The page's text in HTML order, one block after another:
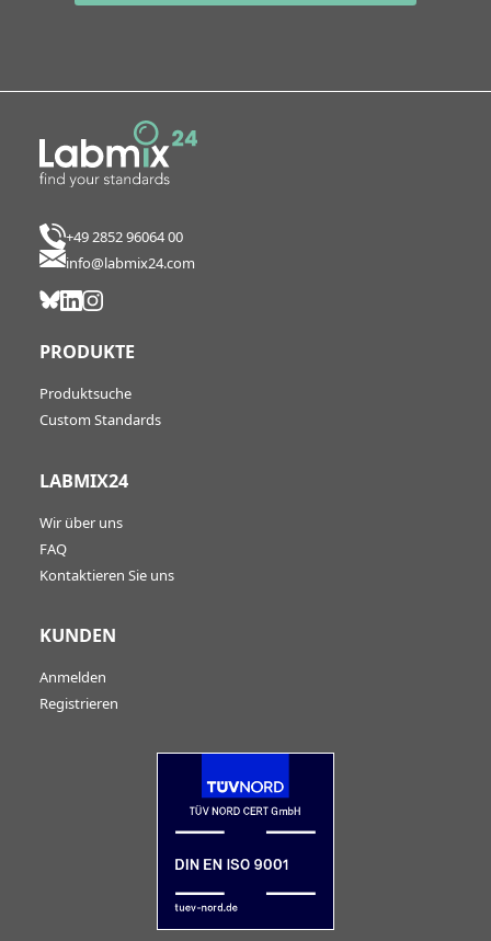
+49 2852 96064 00
info@labmix24.com
PRODUKTE
Produktsuche
Custom Standards
LABMIX24
Wir über uns
FAQ
Kontaktieren Sie uns
KUNDEN
Anmelden
Registrieren